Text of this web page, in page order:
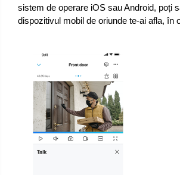
sistem de operare iOS sau Android, poți
dispozitivul mobil de oriunde te-ai afla, în